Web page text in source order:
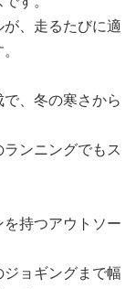
、走るたびに適
、冬の寒さから
ンニングでもス
持つアウトソー
ョギングまで幅